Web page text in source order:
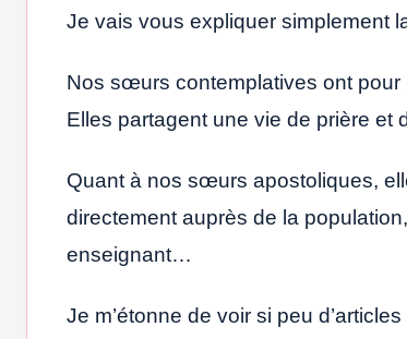
Je vais vous expliquer simplement
Nos sœurs contemplatives ont pour
Elles partagent une vie de prière et
Quant à nos sœurs apostoliques,
directement auprès de la
enseignant…
Je m’étonne de voir si peu